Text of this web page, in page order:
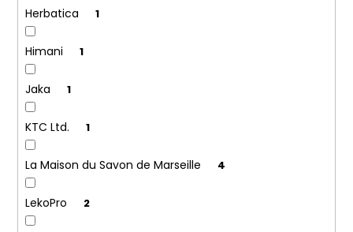
Herbatica 1
Himani 1
Jaka 1
KTC Ltd. 1
La Maison du Savon de Marseille 4
LekoPro 2